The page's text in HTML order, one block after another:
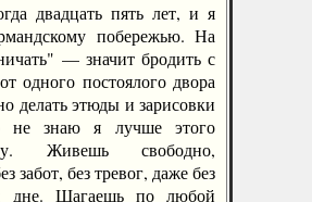
пять лет, и я
побережью. На
— значит бродить с
одного постоялого двора
делать этюды и зарисовки
не знаю я лучше этого
Живешь свободно,
забот, без тревог, даже без
дне. Шагаешь по любой